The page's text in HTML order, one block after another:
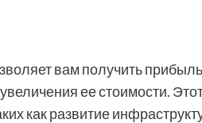
вам получить
ее стоимости.
как развитие